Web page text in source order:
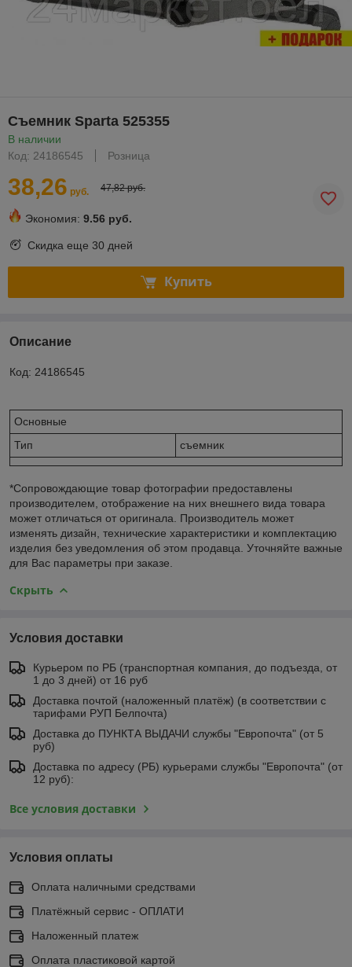
Съемник Sparta 525355
В наличии
Код: 24186545
Розница
38,26 руб. 47,82 руб.
Экономия: 9.56 руб.
Скидка еще 30 дней
Купить
Описание
Код: 24186545
Основные
Тип
съемник
*Сопровождающие товар фотографии предоставлены
производителем, отображение на них внешнего вида товара
может отличаться от оригинала. Производитель может
изменять дизайн, технические характеристики и комплектацию
изделия без уведомления об этом продавца. Уточняйте важные
для Вас параметры при заказе.
Скрыть
Условия доставки
Курьером по РБ (транспортная компания, до подъезда, от
1 до 3 дней) от 16 руб
Доставка почтой (наложенный платёж) (в соответствии с
тарифами РУП Белпочта)
Доставка до ПУНКТА ВЫДАЧИ службы "Европочта" (от 5
руб)
Доставка по адресу (РБ) курьерами службы "Европочта" (от
12 руб):
Все условия доставки
Условия оплаты
Оплата наличными средствами
Платёжный сервис - ОПЛАТИ
Наложенный платеж
Оплата пластиковой картой